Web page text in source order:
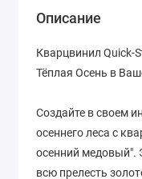
Описание
Кварцвинил Quick-
Тёплая Осень в
Создайте в своем
осеннего леса с
осенний медовый".
всю прелесть